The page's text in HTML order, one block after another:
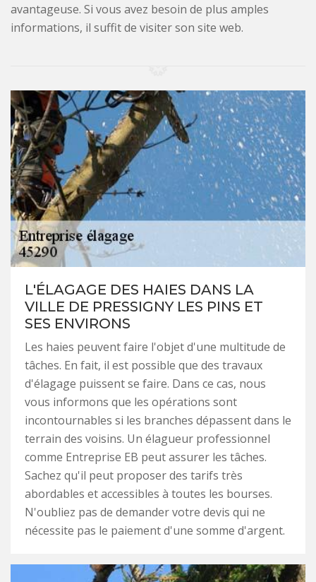
avantageuse. Si vous avez besoin de plus amples
informations, il suffit de visiter son site web.
L'ÉLAGAGE DES HAIES DANS LA
VILLE DE PRESSIGNY LES PINS ET
SES ENVIRONS
Les haies peuvent faire l'objet d'une multitude de
tâches. En fait, il est possible que des travaux
d'élagage puissent se faire. Dans ce cas, nous
vous informons que les opérations sont
incontournables si les branches dépassent dans le
terrain des voisins. Un élagueur professionnel
comme Entreprise EB peut assurer les tâches.
Sachez qu'il peut proposer des tarifs très
abordables et accessibles à toutes les bourses.
N'oubliez pas de demander votre devis qui ne
nécessite pas le paiement d'une somme d'argent.